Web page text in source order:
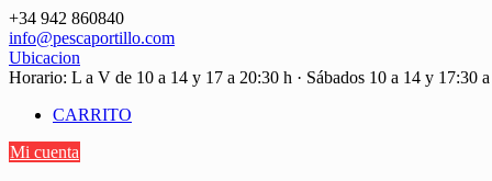
Saltar
contenido
+34 942 860840
info@pescaportillo.com
Ubicacion
Horario: L a V de 10 a 14 y 17 a 20:30 h · Sábados 10 a 14 y 17:30
CARRITO
Mi cuenta